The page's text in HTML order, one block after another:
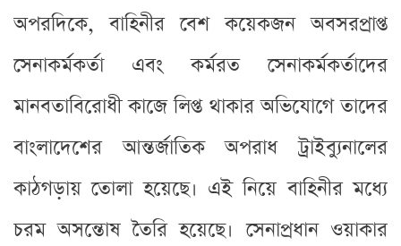
অপরদিকে, বাহিনীর বেশ কয়েকজন অবসরপ্রাপ্ত
সেনাকর্মকর্তা এবং কর্মরত সেনাকর্মকর্তাদের
মানবতাবিরোধী কাজে লিপ্ত থাকার অভিযোগে তাদের
বাংলাদেশের আন্তর্জাতিক অপরাধ ট্রাইব্যুনালের
কাঠগড়ায় তোলা হয়েছে। এই নিয়ে বাহিনীর মধ্যে
চরম অসন্তোষ তৈরি হয়েছে। সেনাপ্রধান ওয়াকার